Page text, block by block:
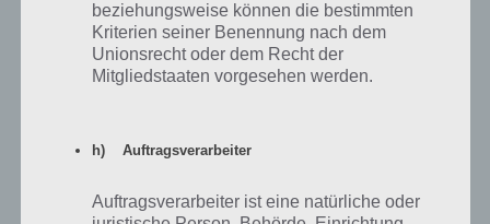
Sobald ihr Level 6 in Simspons Springfield erreicht habt, wird auch
das Event Clash of Clones gestartet. Dazu nachfolgend die
mehrteilige Storyline zu Der Prinz und der Barbarenknabe, welches
die erste Geschichte in Simpsons Springfield Clash of Clones
Startet automatisch – Belohnung
beziehungsweise können die bestimmten
Kriterien seiner Benennung nach dem
Unionsrecht oder dem Recht der
Mitgliedstaaten vorgesehen werden.
h) Auftragsverarbeiter
Auftragsverarbeiter ist eine natürliche oder